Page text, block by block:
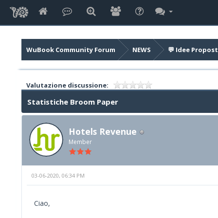
WuBook Community Forum NEWS 💬 Idee
Valutazione discussione:
Statistiche Broom Paper
Hotels Revenue
Member
03-06-2020, 06:34 PM
Ciao,